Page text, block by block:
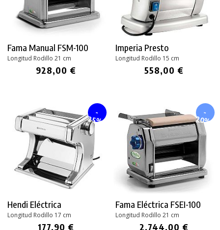
Fama Manual FSM-100
Longitud Rodillo 21 cm
928,00 €
Imperia Presto
Longitud Rodillo 15 cm
558,00 €
-
25%
Hendi Eléctrica
Longitud Rodillo 17 cm
177,90 €
-
20%
Fama Eléctrica FSEI-100
Longitud Rodillo 21 cm
2.744,00 €